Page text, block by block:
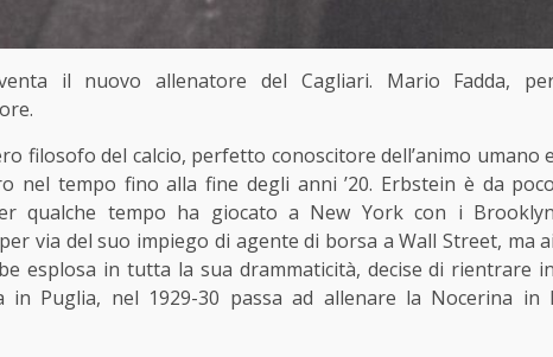
il nuovo allenatore del Cagliari. Mario Fadda,
filosofo del calcio, perfetto conoscitore dell’animo umano e
nel tempo fino alla fine degli anni ’20. Erbstein è da poco
qualche tempo ha giocato a New York con i Brooklyn
via del suo impiego di agente di borsa a Wall Street, ma ai
esplosa in tutta la sua drammaticità, decise di rientrare in
Puglia, nel 1929-30 passa ad allenare la Nocerina in I